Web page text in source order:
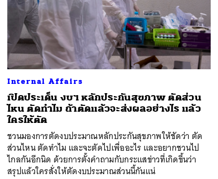
Internal Affairs
เปิดประเด็น งบฯ หลักประกันสุขภาพ ตัดส่วน
ไหน ตัดทำไม ถ้าตัดแล้วจะส่งผลอย่างไร แล้ว
ใครให้ตัด
ชวนมองการตัดงบประมาณหลักประกันสุขภาพให้ชัดว่า ตัด
ส่วนไหน ตัดทำไม และจะตัดไปเพื่ออะไร และอยากชวนไป
ไกลกันอีกนิด ด้วยการตั้งคำถามกับกระแสข่าวที่เกิดขึ้นว่า
สรุปแล้วใครสั่งให้ตัดงบประมาณส่วนนี้กันแน่